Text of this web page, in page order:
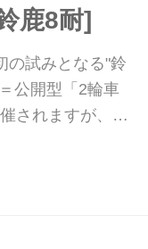
鹿8耐]
の試みとなる"鈴
公開型「2輪車
されますが、気
した！ あこがれ
、珠玉のレーシ